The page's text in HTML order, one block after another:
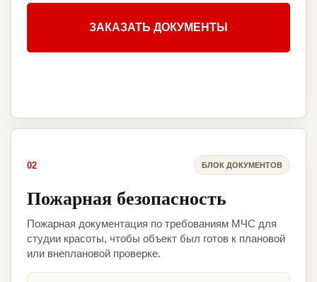
ЗАКАЗАТЬ ДОКУМЕНТЫ
02 БЛОК ДОКУМЕНТОВ
Пожарная безопасность
Пожарная документация по требованиям МЧС для
студии красоты, чтобы объект был готов к плановой
или внеплановой проверке.